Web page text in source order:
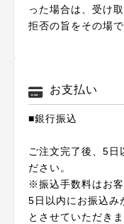
った場合は、受け
拒否の旨をその場
お支払い
■銀行振込
ご注文完了後、5日
ださい。
※振込手数料はお客
5日以内にお振込み
とさせていただきま